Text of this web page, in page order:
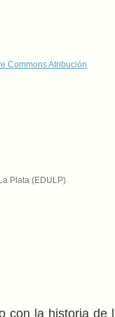
Commons Atribución
Plata (EDULP)
con la historia de